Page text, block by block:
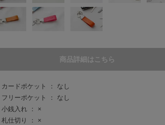
商品詳細はこちら
カードポケット ： なし
フリーポケット ： なし
小銭入れ ： ×
札仕切り ： ×